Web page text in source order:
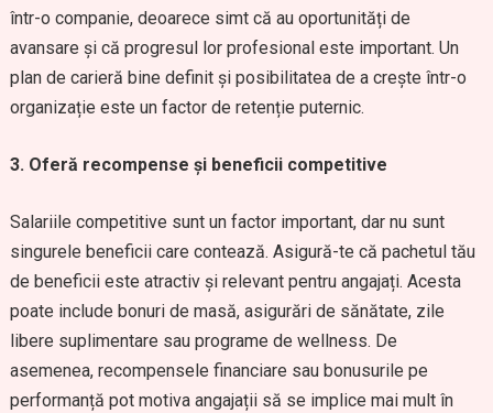
într-o companie, deoarece simt că au oportunități de
avansare și că progresul lor profesional este important. Un
plan de carieră bine definit și posibilitatea de a crește într-o
organizație este un factor de retenție puternic.
3. Oferă recompense și beneficii competitive
Salariile competitive sunt un factor important, dar nu sunt
singurele beneficii care contează. Asigură-te că pachetul tău
de beneficii este atractiv și relevant pentru angajați. Acesta
poate include bonuri de masă, asigurări de sănătate, zile
libere suplimentare sau programe de wellness. De
asemenea, recompensele financiare sau bonusurile pe
performanță pot motiva angajații să se implice mai mult în